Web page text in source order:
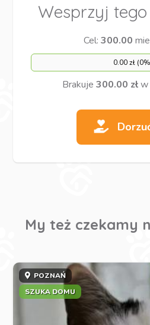
Wesprzyj
Cel: 300.00
0.00 zł
Brakuje 300.00 złw
My też czekamy
POZNAŃ
SZUKA DOMU